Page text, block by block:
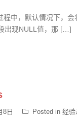
程中，默认情况下，会
出现NULL值，那 […]
8日 Posted in 经验